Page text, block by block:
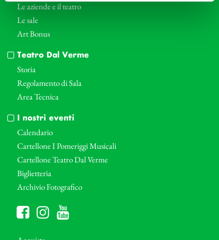
Le aziende e il teatro
Le sale
Art Bonus
Teatro Dal Verme
Storia
Regolamento di Sala
Area Tecnica
I nostri eventi
Calendario
Cartellone I Pomeriggi Musicali
Cartellone Teatro Dal Verme
Biglietteria
Archivio Fotografico